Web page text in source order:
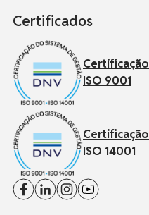
Certificados
Certificação
ISO 9001
Certificação
ISO 14001